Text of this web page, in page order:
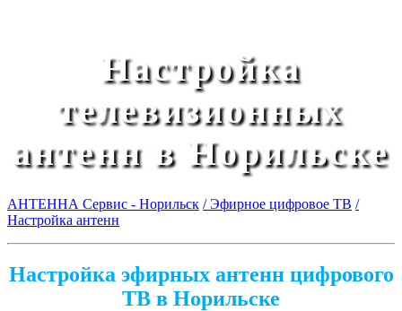
Настройка
телевизионных
антенн в Норильске
АНТЕННА Сервис - Норильск / Эфирное цифровое ТВ /
Настройка антенн
Настройка эфирных антенн цифрового
ТВ в Норильске